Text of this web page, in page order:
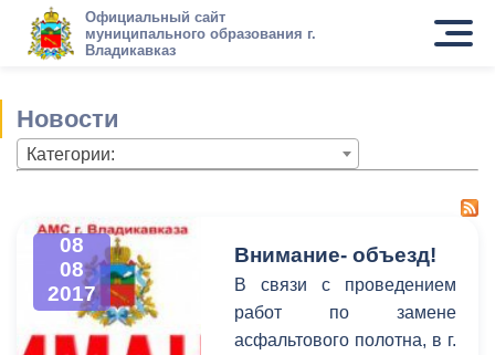
Официальный сайт
муниципального образования г.
Владикавказ
Новости
Категории:
08
08
2017
Внимание- объезд!
В связи с проведением
работ по замене
асфальтового полотна, в г.